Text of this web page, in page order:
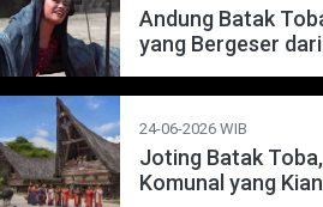
Andung Batak
yang Bergeser
24-06-2026 WIB
Joting Batak
Komunal yang